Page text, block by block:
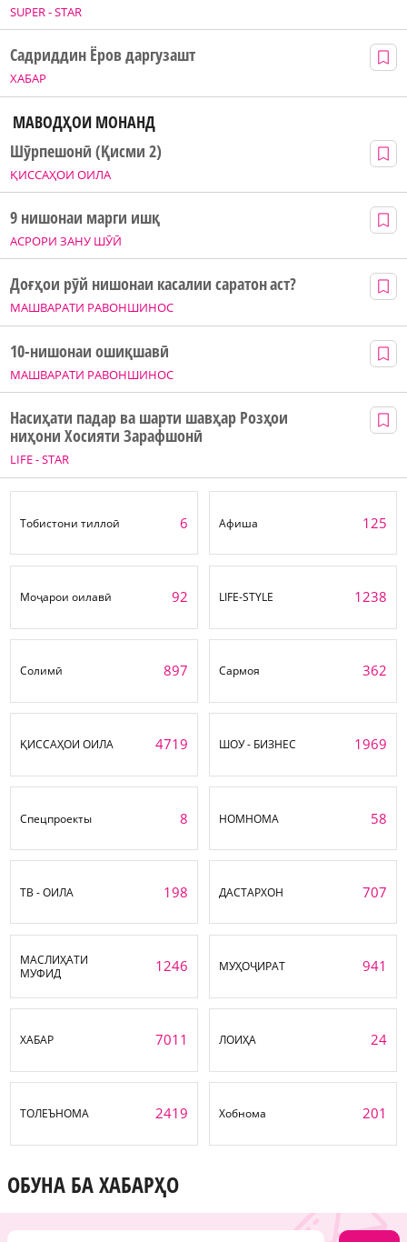
SUPER - STAR
ХАБАР
Садриддин Ёров даргузашт
МАВОДҲОИ МОНАНД
ҚИССАҲОИ ОИЛА
Шӯрпешонӣ (Қисми 2)
АСРОРИ ЗАНУ ШӮӢ
9 нишонаи марги ишқ
МАШВАРАТИ РАВОНШИНОС
Доғҳои рӯй нишонаи касалии саратон аст?
МАШВАРАТИ РАВОНШИНОС
10-нишонаи ошиқшавӣ
LIFE - STAR
Насиҳати падар ва шарти шавҳар Розҳои
ниҳони Хосияти Зарафшонӣ
Тобистони тиллоӣ 6 Афиша 125
Моҷарои оилавӣ 92 LIFE-STYLE 1238
Солимӣ 897 Сармоя 362
ҚИССАҲОИ ОИЛА 4719 ШОУ - БИЗНЕС 1969
Спецпроекты 8 НОМНОМА 58
ТВ - ОИЛА 198 ДАСТАРХОН 707
МАСЛИҲАТИ
МУФИД
1246 МУҲОҶИРАТ 941
ХАБАР 7011 ЛОИҲА 24
ТОЛЕЪНОМА 2419 Хобнома 201
ОБУНА БА ХАБАРҲО